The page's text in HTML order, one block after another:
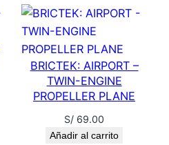
BRICTEK: AIRPORT –
TWIN-ENGINE
PROPELLER PLANE
S/ 69.00
Añadir al carrito